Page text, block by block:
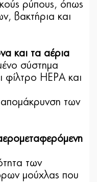
ρύπους, όπως
βακτήρια και
και τα αέρια
σύστημα
φίλτρο HEPA και
των
των
μούχλας που